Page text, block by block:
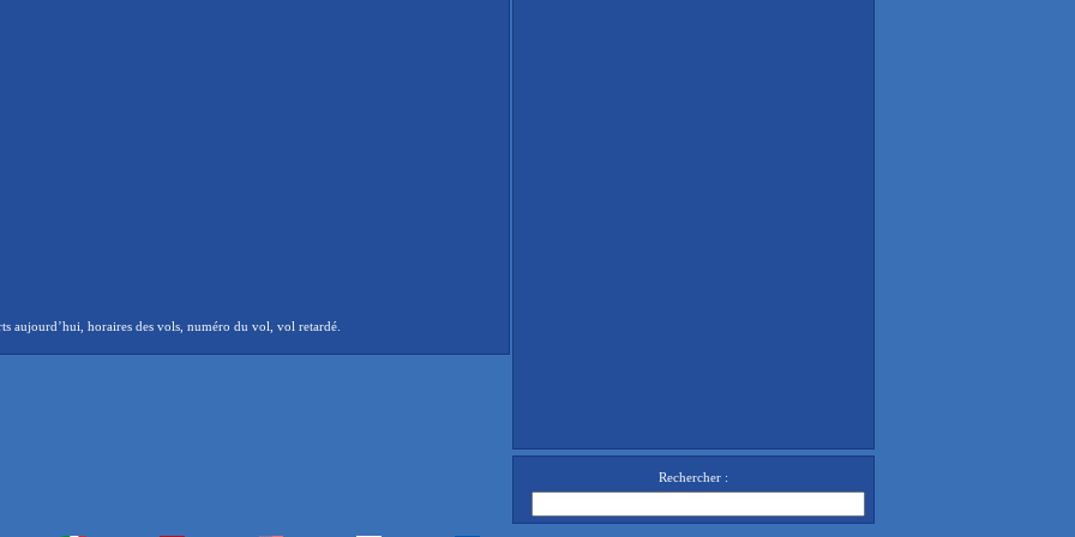
aujourd’hui, horaires des vols, numéro du vol, vol retardé.
Rechercher :